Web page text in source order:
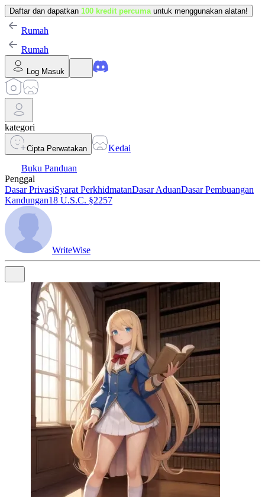
Daftar dan dapatkan 100 kredit percuma untuk menggunakan alatan!
Rumah
Rumah
Log Masuk
kategori
Cipta Perwatakan
Kedai
Buku Panduan
Penggal
Dasar PrivasiSyarat PerkhidmatanDasar AduanDasar Pembuangan
Kandungan18 U.S.C. §2257
WriteWise